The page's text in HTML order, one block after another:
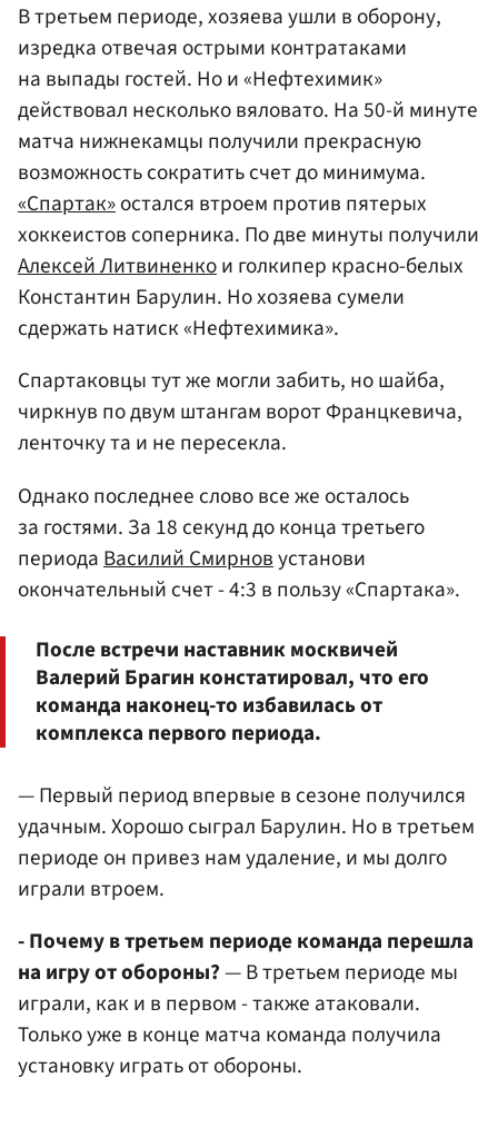
В третьем периоде, хозяева ушли в оборону,
изредка отвечая острыми контратаками
на выпады гостей. Но и «Нефтехимик»
действовал несколько вяловато. На 50-й минуте
матча нижнекамцы получили прекрасную
возможность сократить счет до минимума.
«Спартак»остался втроем против пятерых
хоккеистов соперника. По две минуты получили
Алексей Литвиненкои голкипер красно-белых
Константин Барулин. Но хозяева сумели
сдержать натиск «Нефтехимика».
Спартаковцы тут же могли забить, но шайба,
чиркнув по двум штангам ворот Францкевича,
ленточку та и не пересекла.
Однако последнее слово все же осталось
за гостями. За 18 секунд до конца третьего
периодаВасилий Смирновустанови
окончательный счет - 4:3 в пользу «Спартака».
После встречи наставник москвичей
Валерий Брагин констатировал, что его
команда наконец-то избавилась от
комплекса первого периода.
— Первый период впервые в сезоне получился
удачным. Хорошо сыграл Барулин. Но в третьем
периоде он привез нам удаление, и мы долго
играли втроем.
- Почему в третьем периоде команда перешла
на игру от обороны?— В третьем периоде мы
играли, как и в первом - также атаковали.
Только уже в конце матча команда получила
установку играть от обороны.